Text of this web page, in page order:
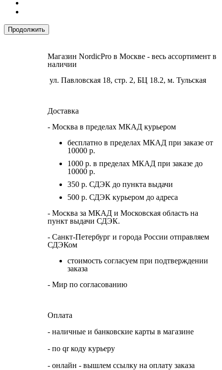
Продолжить
Магазин NordicPro в Москве - весь ассортимент в
наличии
ул. Павловская 18, стр. 2, БЦ 18.2, м. Тульская
Доставка
- Москва в пределах МКАД курьером
бесплатно в пределах МКАД при заказе от
10000 р.
1000 р. в пределах МКАД при заказе до
10000 р.
350 р. СДЭК до пункта выдачи
500 р. СДЭК курьером до адреса
- Москва за МКАД и Московская область на
пункт выдачи СДЭК.
- Санкт-Петербург и города России отправляем
СДЭКом
стоимость согласуем при подтверждении
заказа
- Мир по согласованию
Оплата
- наличные и банковские карты в магазине
- по qr коду курьеру
- онлайн - вышлем ссылку на оплату заказа